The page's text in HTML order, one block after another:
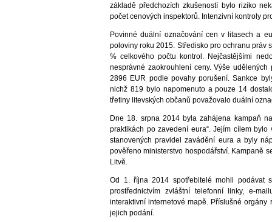
základě předchozích zkušeností bylo riziko
počet cenových inspektorů. Intenzivní kontroly
Povinné duální označování cen v litasech a
poloviny roku 2015. Středisko pro ochranu
% celkového počtu kontrol. Nejčastějšími
nesprávné zaokrouhlení ceny. Výše
2896 EUR podle povahy porušení. Sankce
nichž 819 bylo napomenuto a pouze 14
třetiny litevských občanů považovalo duální
Dne 18. srpna 2014 byla zahájena kampaň
praktikách po zavedení eura“. Jejím cílem
stanovených pravidel zavádění eura a byly
pověřeno ministerstvo hospodářství. Kampaně
Litvě.
Od 1. října 2014 spotřebitelé mohli podávat
prostřednictvím zvláštní telefonní linky, e-
interaktivní internetové mapě. Příslušné
jejich podání.